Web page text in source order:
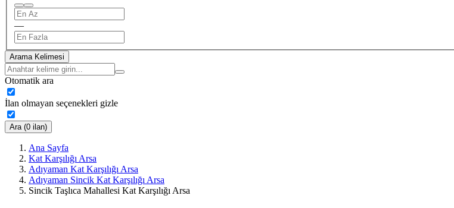
—
Arama Kelimesi
Otomatik ara
İlan olmayan seçenekleri gizle
Ara (0 ilan)
Ana Sayfa
Kat Karşılığı Arsa
Adıyaman Kat Karşılığı Arsa
Adıyaman Sincik Kat Karşılığı Arsa
Sincik Taşlıca Mahallesi Kat Karşılığı Arsa